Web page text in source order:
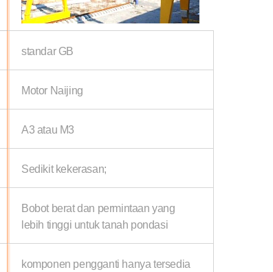
standar GB
Motor Naijing
A3 atau M3
Sedikit kekerasan;
Bobot berat dan permintaan yang
lebih tinggi untuk tanah pondasi
komponen pengganti hanya tersedia